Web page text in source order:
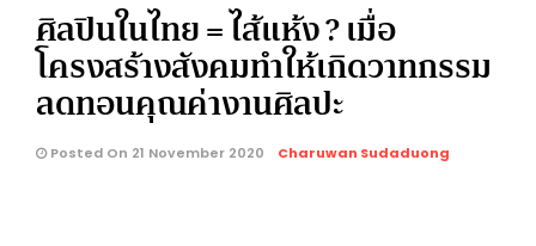
ศิลปินในไทย = ไส้แห้ง ? เมื่อ
โครงสร้างสังคมทำให้เกิดวาทกรรม
ลดทอนคุณค่างานศิลปะ
Posted On 21 November 2020 Charuwan Sudaduong